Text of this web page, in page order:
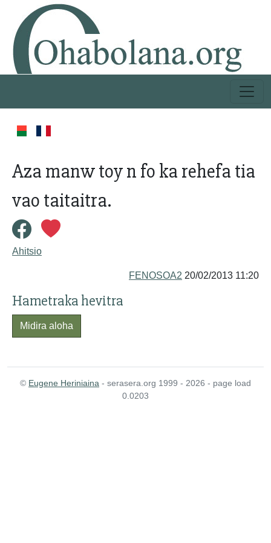
Aza manw toy n fo ka rehefa tia
vao taitaitra.
Ahitsio
FENOSOA2 20/02/2013 11:20
Hametraka hevitra
Midira aloha
© Eugene Heriniaina - serasera.org 1999 - 2026 - page load
0.0203